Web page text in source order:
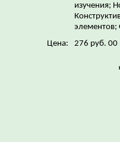
изучения;
элементов;
Цена:
276 руб. 00